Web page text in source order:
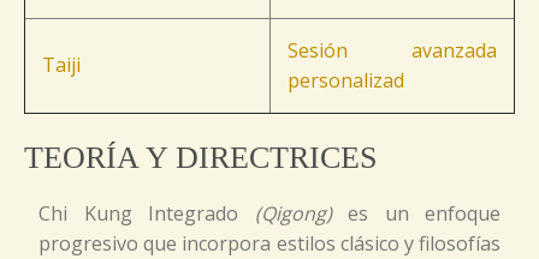
Taiji
Sesión avanzada
personalizad
TEORÍA Y DIRECTRICES
Chi Kung Integrado (Qigong)es un enfoque
progresivo que incorpora estilos clásico y filosofías